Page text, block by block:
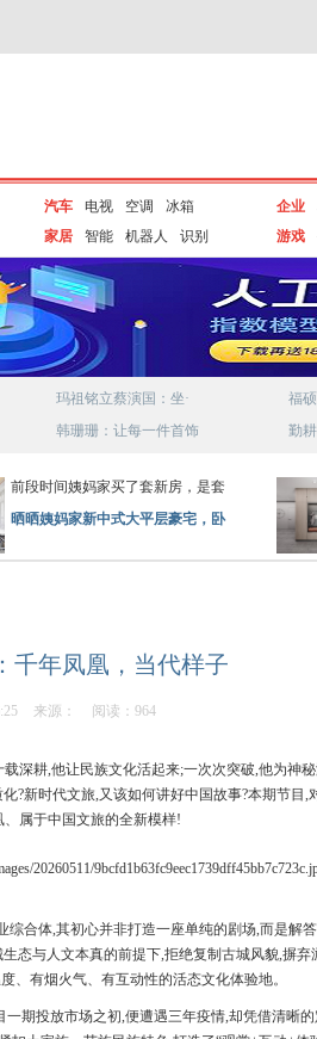
汽车 电视 空调
冰箱
家居
智能 机器人 识别
企业
游戏
玛祖铭立蔡演国：坐·
韩珊珊：让每一件首饰
福
勤
前段时间姨妈家买了套新房，是套
晒晒姨妈家新中式大平层豪宅，卧
千年凤凰，当代样子
来源： 阅读：964
深耕,他让民族文化活起来;一次次突破,他为神
?新时代文旅,又该如何讲好中国故事?本期节目,
属于中国文旅的全新模样!
合体,其初心并非打造一座单纯的剧场,而是解
态与人文本真的前提下,拒绝复制古城风貌,摒弃
、有烟火气、有互动性的活态文化体验地。
一期投放市场之初,便遭遇三年疫情,却凭借清晰